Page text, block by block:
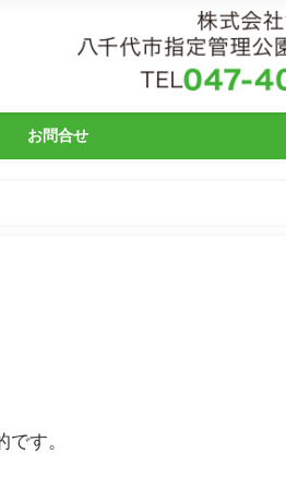
お問合せ
す。